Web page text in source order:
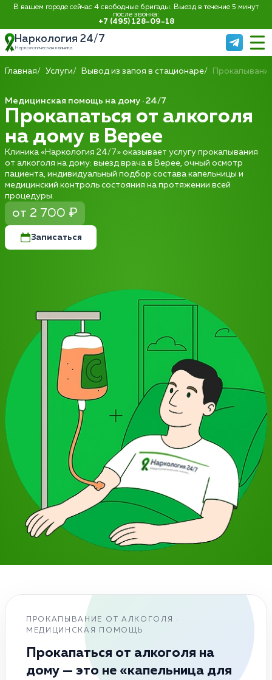
В вашем городе сейчас 4 свободные бригады. Выезд в течение 5 минут
после звонка:
+7 (495) 128-09-18
Наркология 24/7
Наркологическая клиника
Главная Услуги Вывод из запоя в стационаре
Медицинская помощь на дому · 24/7
Прокапаться от алкоголя
на дому в Верее
Клиника «Наркология 24/7» оказывает услугу прокапывания
от алкоголя на дому: выезд врача в Верее, очный осмотр
пациента, индивидуальный подбор состава капельницы и
медицинский контроль состояния на протяжении всей
процедуры.
от 2 700 ₽
Записаться
ПРОКАПЫВАНИЕ ОТ АЛКОГОЛЯ ·
МЕДИЦИНСКАЯ ПОМОЩЬ
Прокапаться от алкоголя на
дому — это не «капельница для